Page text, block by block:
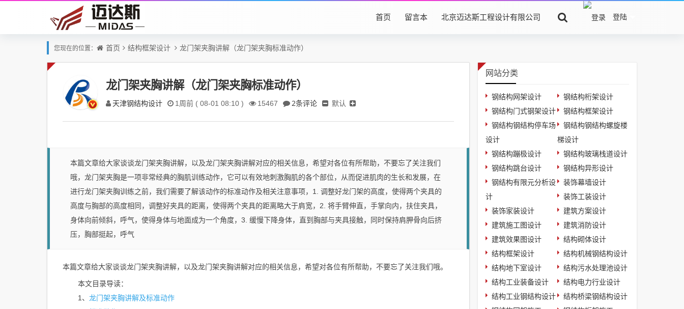
登陆
首页 留言本 北京迈达斯工程设计有限公司
您现在的位置： 首页 结构框架设计 龙门架夹胸讲解（龙门架夹胸标准动作）
龙门架夹胸讲解（龙门架夹胸标准动作）
天津钢结构设计 1周前 ( 08-01 08:10 ) 15467 2条评论 默认
本篇文章给大家谈谈龙门架夹胸讲解，以及龙门架夹胸讲解对应的相关信息，希望对各位有所帮助，不要忘了关注我们
哦，龙门架夹胸是一项非常经典的胸肌训练动作，它可以有效地刺激胸肌的各个部位，从而促进肌肉的生长和发展，在
进行龙门架夹胸训练之前，我们需要了解该动作的标准动作及相关注意事项，1. 调整好龙门架的高度，使得两个夹具的
高度与胸部的高度相同，调整好夹具的距离，使得两个夹具的距离略大于肩宽，2. 将手臂伸直，手掌向内，扶住夹具，
身体向前倾斜，呼气，使得身体与地面成为一个角度，3. 缓慢下降身体，直到胸部与夹具接触，同时保持肩胛骨向后挤
压，胸部挺起，呼气
本篇文章给大家谈谈龙门架夹胸讲解，以及龙门架夹胸讲解对应的相关信息，希望对各位有所帮助，不要忘了关注我们哦。
本文目录导读：
1、 龙门架夹胸讲解及标准动作
网站分类
钢结构网架设计
钢结构桁架设计
钢结构门式钢架设计
钢结构框架设计
钢结构钢结构停车场
设计
钢结构钢结构螺旋楼
梯设计
钢结构蹦极设计
钢结构玻璃栈道设计
钢结构跳台设计
钢结构异形设计
钢结构有限元分析设
计
装饰幕墙设计
装饰工装设计
装饰家装设计
建筑方案设计
建筑施工图设计
建筑消防设计
建筑效果图设计
结构砌体设计
结构框架设计
结构机械钢结构设计
结构地下室设计
结构污水处理池设计
结构工业装备设计
结构电力行业设计
结构工业钢结构设计
结构桥梁钢结构设计